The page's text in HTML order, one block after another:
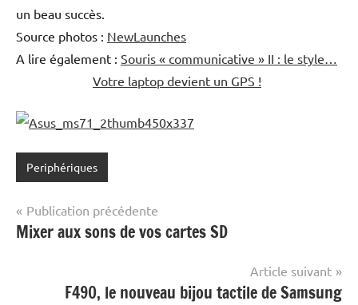
un beau succès.
Source photos : NewLaunches
A lire également : Souris « communicative » II : le style…
Votre laptop devient un GPS !
Periphériques
Navigation
de
Publication précédente
Mixer aux sons de vos cartes SD
Article suivant
F490, le nouveau bijou tactile de Samsung